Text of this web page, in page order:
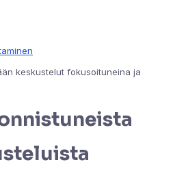
keskustelut fokusoituneina ja